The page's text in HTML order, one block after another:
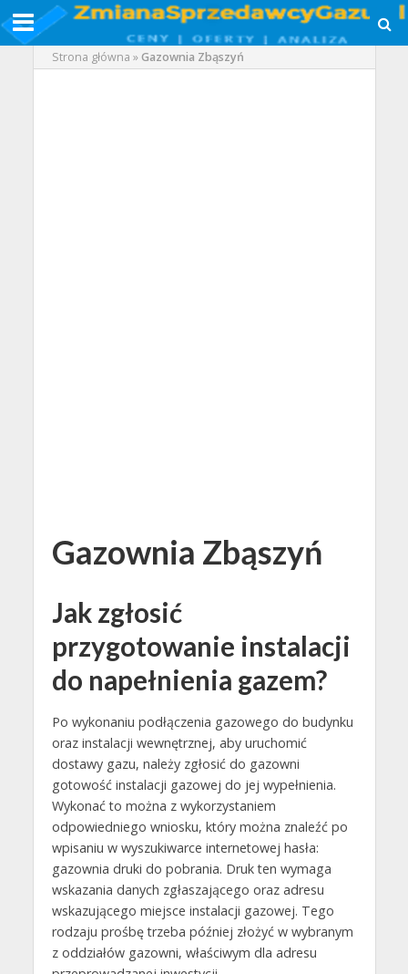
Strona główna »Gazownia Zbąszyń
Gazownia Zbąszyń
Jak zgłosić
przygotowanie instalacji
do napełnienia gazem?
Po wykonaniu podłączenia gazowego do budynku
oraz instalacji wewnętrznej, aby uruchomić
dostawy gazu, należy zgłosić do gazowni
gotowość instalacji gazowej do jej wypełnienia.
Wykonać to można z wykorzystaniem
odpowiedniego wniosku, który można znaleźć po
wpisaniu w wyszukiwarce internetowej hasła:
gazownia druki do pobrania. Druk ten wymaga
wskazania danych zgłaszającego oraz adresu
wskazującego miejsce instalacji gazowej. Tego
rodzaju prośbę trzeba później złożyć w wybranym
z oddziałów gazowni, właściwym dla adresu